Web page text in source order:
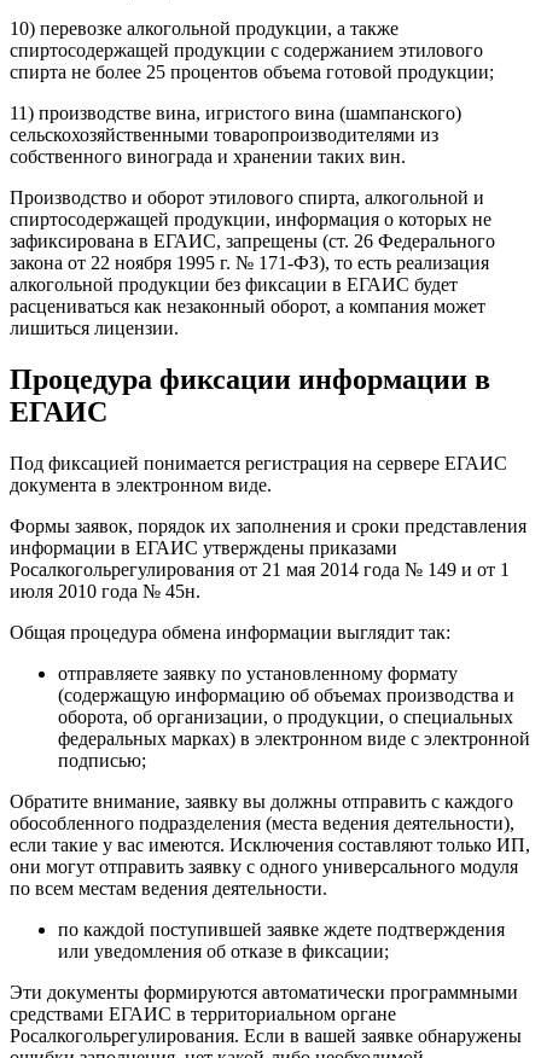
10) перевозке алкогольной продукции, а также
спиртосодержащей продукции с содержанием этилового
спирта не более 25 процентов объема готовой продукции;
11) производстве вина, игристого вина (шампанского)
сельскохозяйственными товаропроизводителями из
собственного винограда и хранении таких вин.
Производство и оборот этилового спирта, алкогольной и
спиртосодержащей продукции, информация о которых не
зафиксирована в ЕГАИС, запрещены (ст. 26 Федерального
закона от 22 ноября 1995 г. № 171-ФЗ), то есть реализация
алкогольной продукции без фиксации в ЕГАИС будет
расцениваться как незаконный оборот, а компания может
лишиться лицензии.
Процедура фиксации информации в
ЕГАИС
Под фиксацией понимается регистрация на сервере ЕГАИС
документа в электронном виде.
Формы заявок, порядок их заполнения и сроки представления
информации в ЕГАИС утверждены приказами
Росалкогольрегулирования от 21 мая 2014 года № 149 и от 1
июля 2010 года № 45н.
Общая процедура обмена информации выглядит так:
отправляете заявку по установленному формату
(содержащую информацию об объемах производства и
оборота, об организации, о продукции, о специальных
федеральных марках) в электронном виде с электронной
подписью;
Обратите внимание, заявку вы должны отправить с каждого
обособленного подразделения (места ведения деятельности),
если такие у вас имеются. Исключения составляют только ИП,
они могут отправить заявку с одного универсального модуля
по всем местам ведения деятельности.
по каждой поступившей заявке ждете подтверждения
или уведомления об отказе в фиксации;
Эти документы формируются автоматически программными
средствами ЕГАИС в территориальном органе
Росалкогольрегулирования. Если в вашей заявке обнаружены